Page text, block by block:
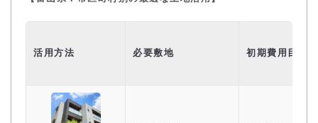
活用方法 必要敷地 初期費用目安